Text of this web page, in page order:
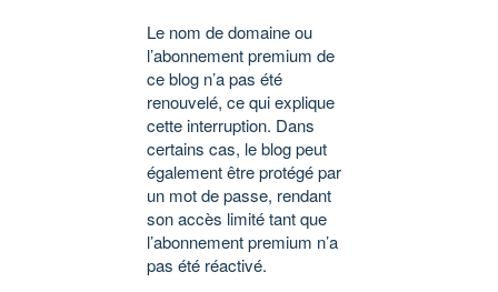
Le nom de domaine ou
l’abonnement premium de
ce blog n’a pas été
renouvelé, ce qui explique
cette interruption. Dans
certains cas, le blog peut
également être protégé par
un mot de passe, rendant
son accès limité tant que
l’abonnement premium n’a
pas été réactivé.